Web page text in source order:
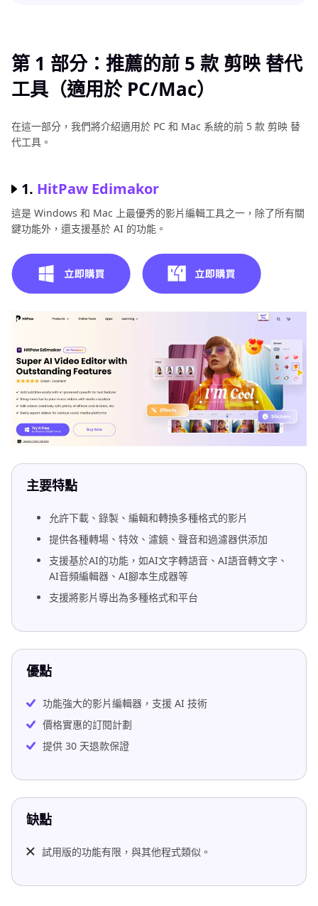
第2部分：推薦的 5 款最佳 剪映 替代品（Android）
(iPhone/iPad)
結論
第 1 部分：推薦的前 5 款 剪映 替代
工具（適用於 PC/Mac）
在這一部分，我們將介紹適用於 PC 和 Mac 系統的前 5 款 剪映 替
代工具。
1. HitPaw Edimakor
這是 Windows 和 Mac 上最優秀的影片編輯工具之一，除了所有關
鍵功能外，還支援基於 AI 的功能。
主要特點
允許下載、錄製、編輯和轉換多種格式的影片
提供各種轉場、特效、濾鏡、聲音和過濾器供添加
支援基於AI的功能，如AI文字轉語音、AI語音轉文字、
AI音頻編輯器、AI腳本生成器等
支援將影片導出為多種格式和平台
優點
功能強大的影片編輯器，支援 AI 技術
價格實惠的訂閱計劃
提供 30 天退款保證
缺點
試用版的功能有限，與其他程式類似。